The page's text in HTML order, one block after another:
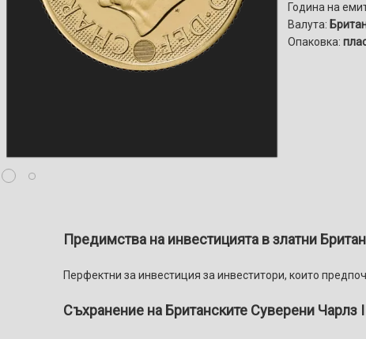
Година на
Валута:
Опаковка:
Предимства на инвестицията в златни
Перфектни за инвестиция за инвеститори, които
Съхранение на Британските Суверени Чарлз